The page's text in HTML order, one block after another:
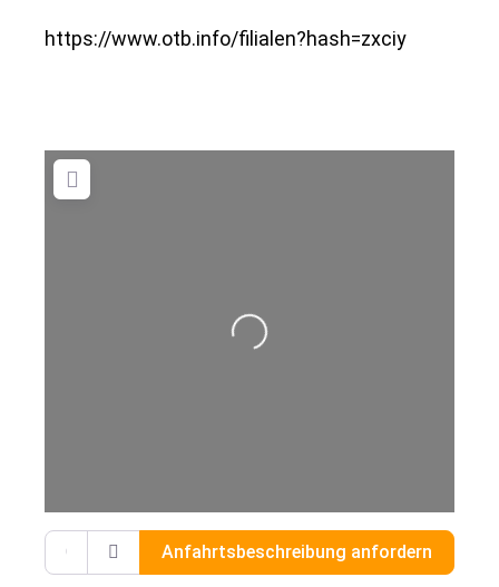
https://www.otb.info/filialen?hash=zxciy
Wird geladen …
Gib deinen Standort ein.
Anfahrtsbeschreibung anfordern